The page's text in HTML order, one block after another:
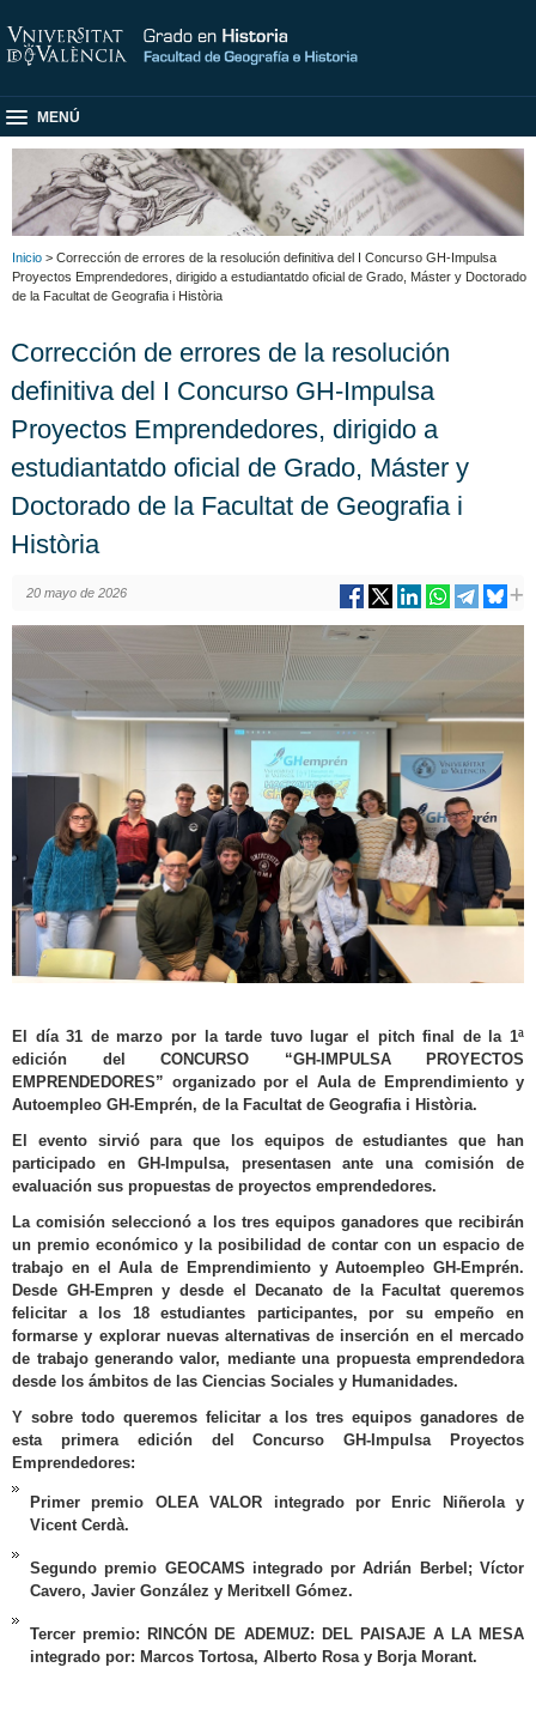
MENÚ
Inicio > Corrección de errores de la resolución definitiva del I Concurso GH-Impulsa
Proyectos Emprendedores, dirigido a estudiantatdo oficial de Grado, Máster y Doctorado
de la Facultat de Geografia i Història
Corrección de errores de la resolución
definitiva del I Concurso GH-Impulsa
Proyectos Emprendedores, dirigido a
estudiantatdo oficial de Grado, Máster y
Doctorado de la Facultat de Geografia i
Història
20 mayo de 2026
El día 31 de marzo por la tarde tuvo lugar el pitch final de la 1ª
edición del CONCURSO “GH-IMPULSA PROYECTOS
EMPRENDEDORES” organizado por el Aula de Emprendimiento y
Autoempleo GH-Emprén, de la Facultat de Geografia i Història.
El evento sirvió para que los equipos de estudiantes que han
participado en GH-Impulsa, presentasen ante una comisión de
evaluación sus propuestas de proyectos emprendedores.
La comisión seleccionó a los tres equipos ganadores que recibirán
un premio económico y la posibilidad de contar con un espacio de
trabajo en el Aula de Emprendimiento y Autoempleo GH-Emprén.
Desde GH-Empren y desde el Decanato de la Facultat queremos
felicitar a los 18 estudiantes participantes, por su empeño en
formarse y explorar nuevas alternativas de inserción en el mercado
de trabajo generando valor, mediante una propuesta emprendedora
desde los ámbitos de las Ciencias Sociales y Humanidades.
Y sobre todo queremos felicitar a los tres equipos ganadores de
esta primera edición del Concurso GH-Impulsa Proyectos
Emprendedores:
Primer premio OLEA VALOR integrado por Enric Niñerola y
Vicent Cerdà.
Segundo premio GEOCAMS integrado por Adrián Berbel; Víctor
Cavero, Javier González y Meritxell Gómez.
Tercer premio: RINCÓN DE ADEMUZ: DEL PAISAJE A LA MESA
integrado por: Marcos Tortosa, Alberto Rosa y Borja Morant.